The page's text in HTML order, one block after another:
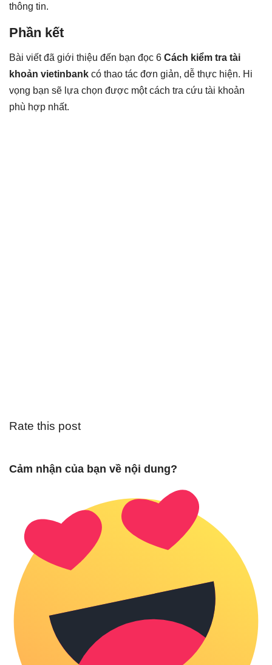
thông tin.
Phần kết
Bài viết đã giới thiệu đến bạn đọc 6 Cách kiểm tra tài
khoản vietinbank có thao tác đơn giản, dễ thực hiện. Hi
vọng bạn sẽ lựa chọn được một cách tra cứu tài khoản
phù hợp nhất.
Rate this post
Cảm nhận của bạn về nội dung?